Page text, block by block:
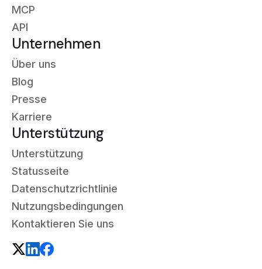
MCP
API
Unternehmen
Über uns
Blog
Presse
Karriere
Unterstützung
Unterstützung
Statusseite
Datenschutzrichtlinie
Nutzungsbedingungen
Kontaktieren Sie uns